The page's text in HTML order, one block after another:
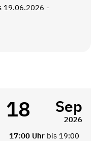
19.06.2026 -
18 Sep
2026
17:00 Uhr bis 19:00